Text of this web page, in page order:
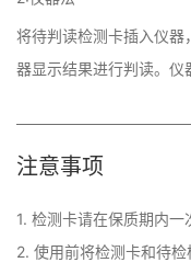
将待判读检测卡插入仪器
器显示结果进行判读。仪
注意事项
1. 检测卡请在保质期内一
2. 使用前将检测卡和待